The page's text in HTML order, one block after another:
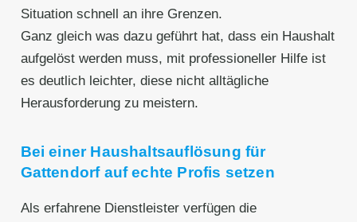
Situation schnell an ihre Grenzen.
Ganz gleich was dazu geführt hat, dass ein Haushalt
aufgelöst werden muss, mit professioneller Hilfe ist
es deutlich leichter, diese nicht alltägliche
Herausforderung zu meistern.
Bei einer Haushaltsauflösung für
Gattendorf auf echte Profis setzen
Als erfahrene Dienstleister verfügen die